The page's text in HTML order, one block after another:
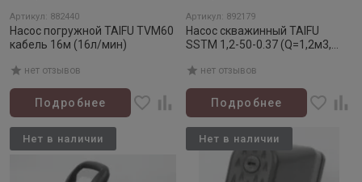
Артикул: 882440
Насос погружной TAIFU TVM60
кабель 16м (16л/мин)
нет отзывов
Подробнее
Артикул: 892179
Насос скважинный TAIFU
SSTM 1,2-50-0.37 (Q=1,2м3,
нет отзывов
Подробнее
Нет в наличии Нет в наличии